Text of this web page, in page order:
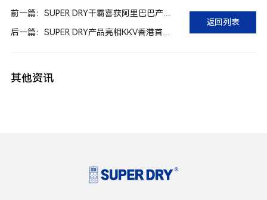
后一篇：SUPER DRY产品亮相KKV香港首店，定义家居防潮新思路！
返回列表
其他资讯